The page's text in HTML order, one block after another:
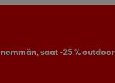
saat -25 %